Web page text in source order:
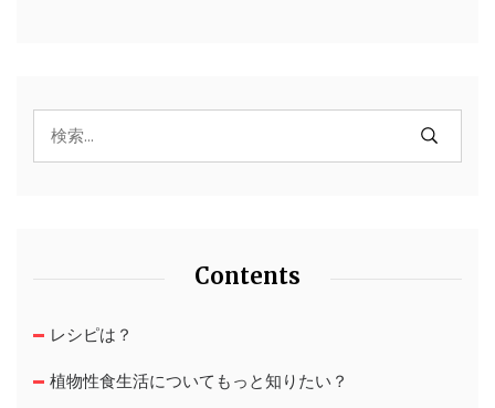
Contents
レシピは？
植物性食生活についてもっと知りたい？